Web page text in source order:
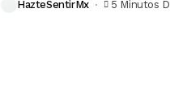
HazteSentirMx 5 Minutos